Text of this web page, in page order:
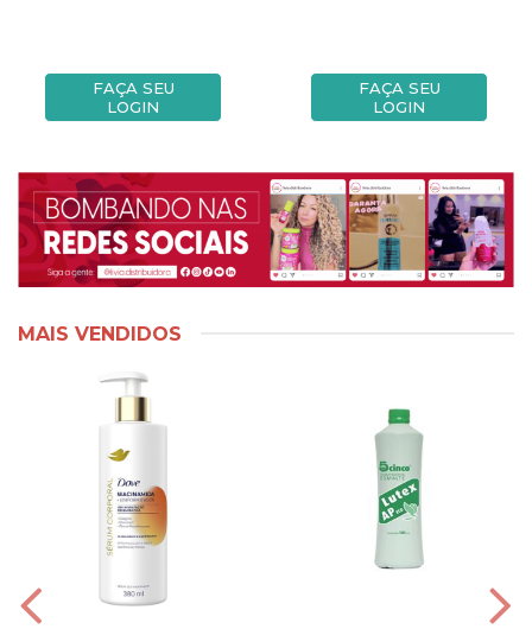
FAÇA SEU
LOGIN
FAÇA SEU
LOGIN
MAIS VENDIDOS